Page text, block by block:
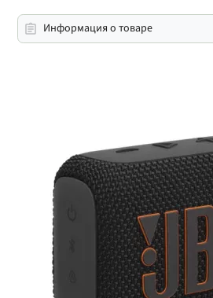
Информация о товаре